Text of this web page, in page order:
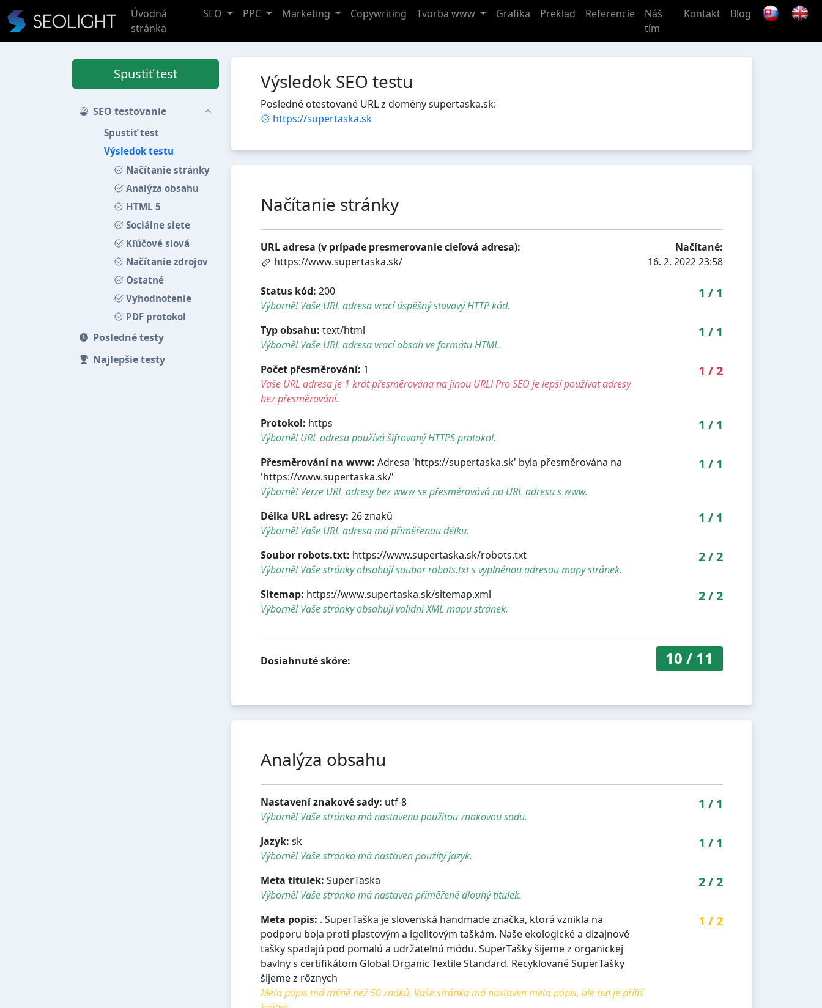
Úvodná
stránka
SEO PPC Marketing Copywriting Tvorba www Grafika Preklad Referencie
Náš
tím
Kontakt Blog
Spustiť test
SEO testovanie
Spustiť test
Výsledok testu
Načítanie stránky
Analýza obsahu
HTML 5
Sociálne siete
Kľúčové slová
Načítanie zdrojov
Ostatné
Vyhodnotenie
PDF protokol
Posledné testy
Najlepšie testy
Výsledok SEO testu
Posledné otestované URL z domény supertaska.sk:
https://supertaska.sk
Načítanie stránky
URL adresa (v prípade presmerovanie cieľová adresa):
https://www.supertaska.sk/
Načítané:
16. 2. 2022 23:58
Status kód: 200
Výborně! Vaše URL adresa vrací úspěšný stavový HTTP kód.
1 / 1
Typ obsahu: text/html
Výborně! Vaše URL adresa vrací obsah ve formátu HTML.
1 / 1
Počet přesměrování: 1
Vaše URL adresa je 1 krát přesměrována na jinou URL! Pro SEO je lepší používat adresy
bez přesměrování.
1 /2
Protokol: https
Výborně! URL adresa používá šifrovaný HTTPS protokol.
1 / 1
Přesměrování na www: Adresa 'https://supertaska.sk' byla přesměrována na
'https://www.supertaska.sk/'
Výborně! Verze URL adresy bez www se přesměrovává na URL adresu s www.
1 / 1
Délka URL adresy: 26 znaků
Výborně! Vaše URL adresa má přiměřenou délku.
1 / 1
Soubor robots.txt: https://www.supertaska.sk/robots.txt
Výborně! Vaše stránky obsahují soubor robots.txt s vyplnénou adresou mapy stránek.
2/2
Sitemap: https://www.supertaska.sk/sitemap.xml
Výborně! Vaše stránky obsahují validní XML mapu stránek.
2/2
Dosiahnuté skóre: 10 / 11
Analýza obsahu
Nastavení znakové sady: utf-8
Výborně! Vaše stránka má nastavenu použitou znakovou sadu.
1 / 1
Jazyk: sk
Výborně! Vaše stránka má nastaven použitý jazyk.
1 / 1
Meta titulek: SuperTaska
Výborně! Vaše stránka má nastaven přiměřeně dlouhý titulek.
2/2
Meta popis: . SuperTaška je slovenská handmade značka, ktorá vznikla na
podporu boja proti plastovým a igelitovým taškám. Naše ekologické a dizajnové
tašky spadajú pod pomalú a udržateľnú módu. SuperTašky šijeme z organickej
bavlny s certifikátom Global Organic Textile Standard. Recyklované SuperTašky
šijeme z rôznych
Meta popis má méně než 50 znaků. Vaše stránka má nastaven meta popis, ale ten je příliš
1 /2